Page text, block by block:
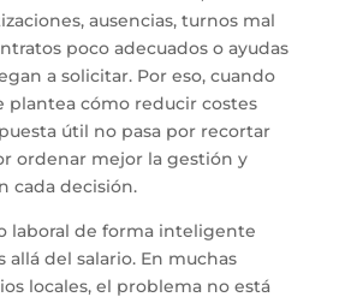
ausencias, turnos mal
poco adecuados o ayudas
a solicitar. Por eso, cuando
plantea cómo reducir costes
útil no pasa por recortar
ordenar mejor la gestión y
cada decisión.
laboral de forma inteligente
allá del salario. En muchas
locales, el problema no está